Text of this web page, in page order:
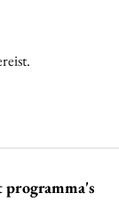
programma's